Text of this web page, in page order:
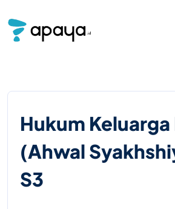
Hukum Keluarga
(Ahwal
S3